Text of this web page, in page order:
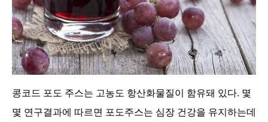
콩코드 포도 주스는 고농도 항산화물질이 함유돼 있다. 몇
몇 연구결과에 따르면 포도주스는 심장 건강을 유지하는데